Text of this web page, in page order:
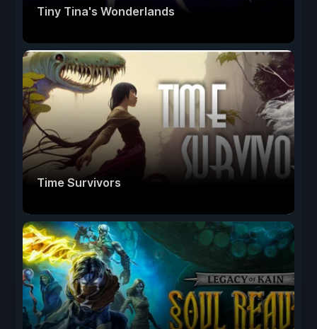
Tiny Tina's Wonderlands
Time Survivors